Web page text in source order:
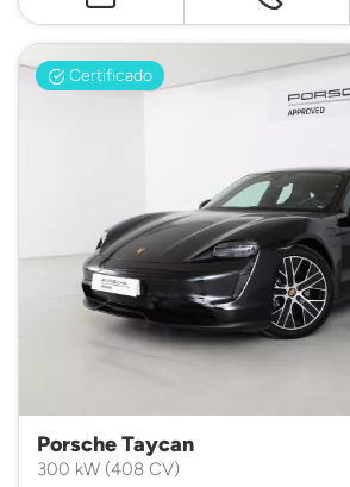
Certificado
Porsche Taycan
300 kW (408 CV)